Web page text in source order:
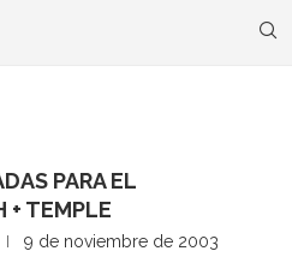
PARA EL
+ TEMPLE
9 de noviembre de 2003